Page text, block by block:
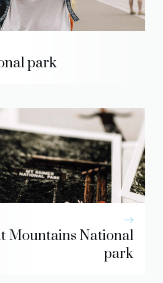
park
Mountains National
park